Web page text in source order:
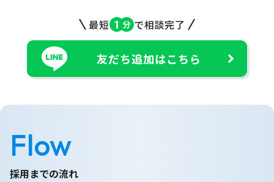
最短 で相談完了
友だち追加はこちら
Flow
採用までの流れ